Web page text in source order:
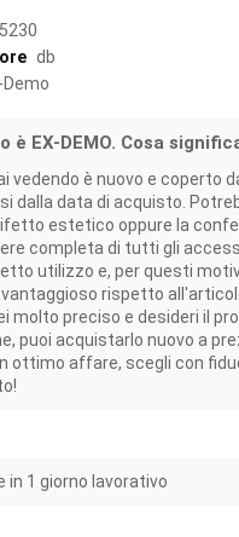
db
Demo
è EX-DEMO. Cosa
vedendo è nuovo e coperto
dalla data di acquisto.
estetico oppure la
completa di tutti gli
utilizzo e, per questi
rispetto
molto preciso e desideri il
puoi acquistarlo nuovo a
ottimo affare, scegli con
in 1 giorno lavorativo